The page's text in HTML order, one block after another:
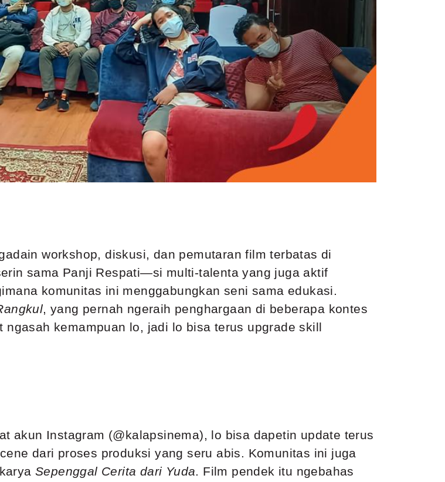
workshop, diskusi, dan pemutaran film terbatas di
sama Panji Respati—si multi-talenta yang juga aktif
komunitas ini menggabungkan seni sama edukasi.
, yang pernah ngeraih penghargaan di beberapa kontes
kemampuan lo, jadi lo bisa terus upgrade skill
akun Instagram (@kalapsinema), lo bisa dapetin update terus
dari proses produksi yang seru abis. Komunitas ini juga
Sepenggal Cerita dari Yuda. Film pendek itu ngebahas